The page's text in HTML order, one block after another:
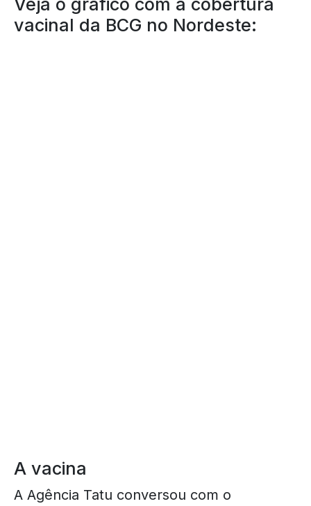
vacinal da BCG no Nordeste:
A vacina
A Agência Tatu conversou com o